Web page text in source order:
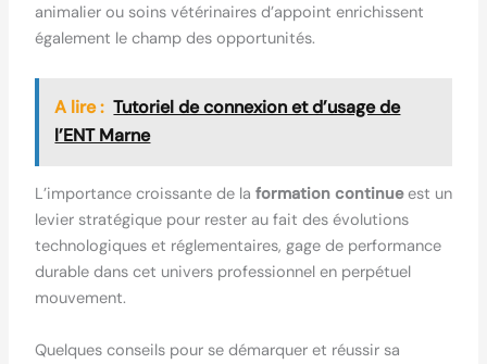
animalier ou soins vétérinaires d’appoint enrichissent
également le champ des opportunités.
A lire : Tutoriel de connexion et d’usage de
l’ENT Marne
L’importance croissante de la formation continueest un
levier stratégique pour rester au fait des évolutions
technologiques et réglementaires, gage de performance
durable dans cet univers professionnel en perpétuel
mouvement.
Quelques conseils pour se démarquer et réussir sa